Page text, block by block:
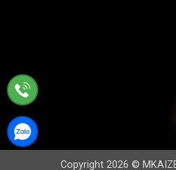
Copyright 2026 ©